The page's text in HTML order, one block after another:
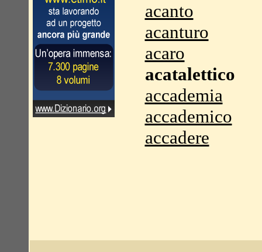
acanto
acanturo
acaro
acatalettico
accademia
accademico
accadere